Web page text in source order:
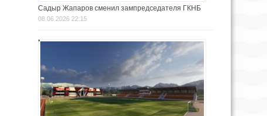
Садыр Жапаров сменил зампредседателя ГКНБ
08.06.2026 22:15